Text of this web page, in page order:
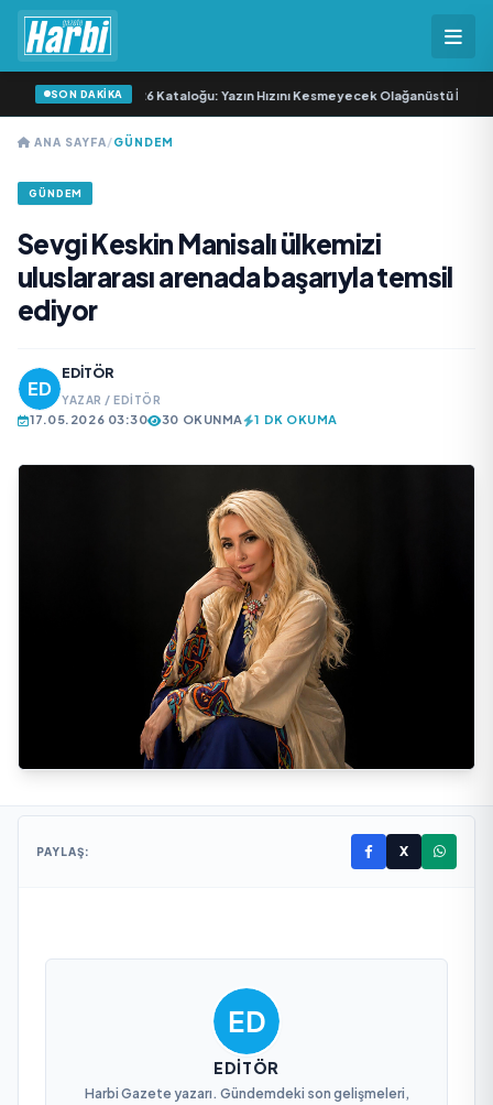
SON DAKİKA
24-30 Haziran 2026 Kataloğu: Yazın Hızını Kesmeyecek Olağanüstü
ANA SAYFA/GÜNDEM
GÜNDEM
Sevgi Keskin Manisalı ülkemizi
uluslararası arenada başarıyla temsil
ediyor
EDITÖR
YAZAR / EDITÖR
17.05.2026 03:30 30 OKUNMA 1 DK OKUMA
PAYLAŞ: X
EDITÖR
Harbi Gazete yazarı. Gündemdeki son gelişmeleri,